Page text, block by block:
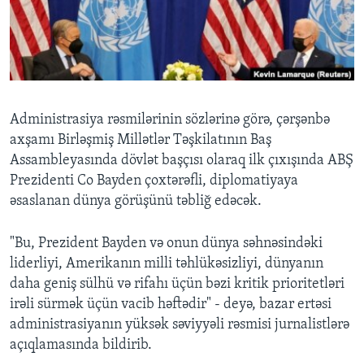
BIZI IZLƏYIN
Dillər
Administrasiya rəsmilərinin sözlərinə görə, çərşənbə
axşamı Birləşmiş Millətlər Təşkilatının Baş
Assambleyasında dövlət başçısı olaraq ilk çıxışında ABŞ
Prezidenti Co Bayden çoxtərəfli, diplomatiyaya
əsaslanan dünya görüşünü təbliğ edəcək.
"Bu, Prezident Bayden və onun dünya səhnəsindəki
liderliyi, Amerikanın milli təhlükəsizliyi, dünyanın
daha geniş sülhü və rifahı üçün bəzi kritik prioritetləri
irəli sürmək üçün vacib həftədir" - deyə, bazar ertəsi
administrasiyanın yüksək səviyyəli rəsmisi jurnalistlərə
açıqlamasında bildirib.